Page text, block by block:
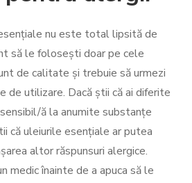
nu este total lipsită de
să le folosești doar pe cele
de calitate și trebuie să urmezi
de utilizare. Dacă știi că ai diferite
ă la anumite substanțe
că uleiurile esențiale ar putea
altor răspunsuri alergice.
medic înainte de a apuca să le